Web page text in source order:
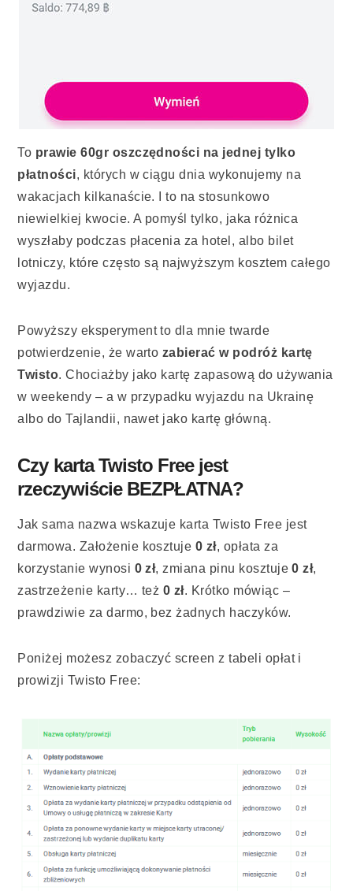
To prawie 60gr oszczędności na jednej tylko
płatności, których w ciągu dnia wykonujemy na
wakacjach kilkanaście. I to na stosunkowo
niewielkiej kwocie. A pomyśl tylko, jaka różnica
wyszłaby podczas płacenia za hotel, albo bilet
lotniczy, które często są najwyższym kosztem całego
wyjazdu.
Powyższy eksperyment to dla mnie twarde
potwierdzenie, że warto zabierać w podróż kartę
Twisto. Chociażby jako kartę zapasową do używania
w weekendy – a w przypadku wyjazdu na Ukrainę
albo do Tajlandii, nawet jako kartę główną.
Czy karta Twisto Free jest
rzeczywiście BEZPŁATNA?
Jak sama nazwa wskazuje karta Twisto Free jest
darmowa. Założenie kosztuje 0 zł, opłata za
korzystanie wynosi 0 zł, zmiana pinu kosztuje0 zł,
zastrzeżenie karty… też 0 zł. Krótko mówiąc –
prawdziwie za darmo, bez żadnych haczyków.
Poniżej możesz zobaczyć screen z tabeli opłat i
prowizji Twisto Free: